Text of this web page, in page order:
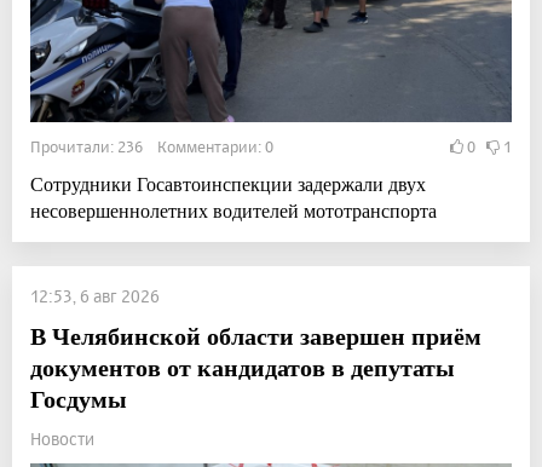
Прочитали: 236 Комментарии: 0 0 1
Сотрудники Госавтоинспекции задержали двух
несовершеннолетних водителей мототранспорта
12:53, 6 авг 2026
В Челябинской области завершен приём
документов от кандидатов в депутаты
Госдумы
Новости